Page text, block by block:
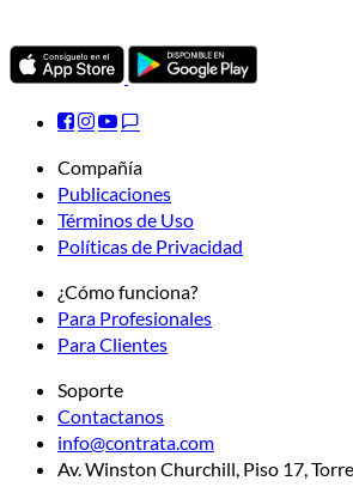
Compañía
Publicaciones
Términos de Uso
Políticas de Privacidad
¿Cómo funciona?
Para Profesionales
Para Clientes
Soporte
Contactanos
info@contrata.com
Av. Winston Churchill, Piso 17,